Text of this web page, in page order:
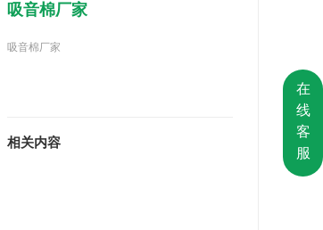
吸音棉厂家
吸音棉厂家
相关内容
在
线
客
服